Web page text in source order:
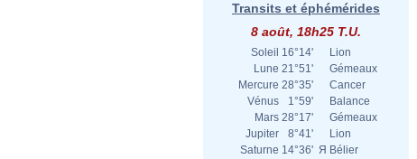
Transits et éphémérides
8 août, 18h25 T.U.
Soleil 16°14'
Lion
Lune 21°51'
Gémeaux
Mercure 28°35'
Cancer
Vénus
1°59'
Balance
Mars 28°17'
Gémeaux
Jupiter
8°41'
Lion
Saturne 14°36' Я Bélier